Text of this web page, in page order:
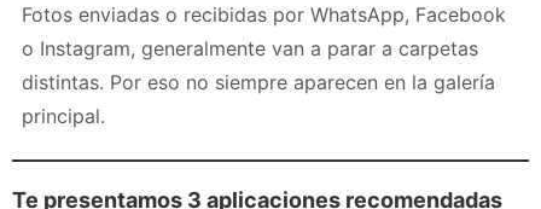
Fotos enviadas o recibidas por WhatsApp, Facebook
o Instagram, generalmente van a parar a carpetas
distintas. Por eso no siempre aparecen en la galería
principal.
Te presentamos 3 aplicaciones recomendadas